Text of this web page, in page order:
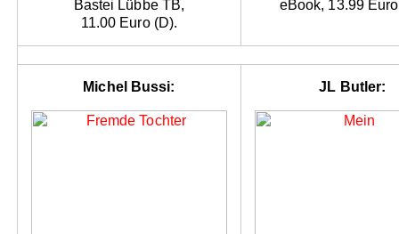
Bastei Lübbe TB,
11.00 Euro (D).
eBook, 13.99
Michel Bussi: JL Butler: